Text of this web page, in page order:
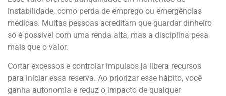
instabilidade, como perda de emprego ou emergências
médicas. Muitas pessoas acreditam que guardar dinheiro
só é possível com uma renda alta, mas a disciplina pesa
mais que o valor.
Cortar excessos e controlar impulsos já libera recursos
para iniciar essa reserva. Ao priorizar esse hábito, você
ganha autonomia e reduz o impacto de qualquer